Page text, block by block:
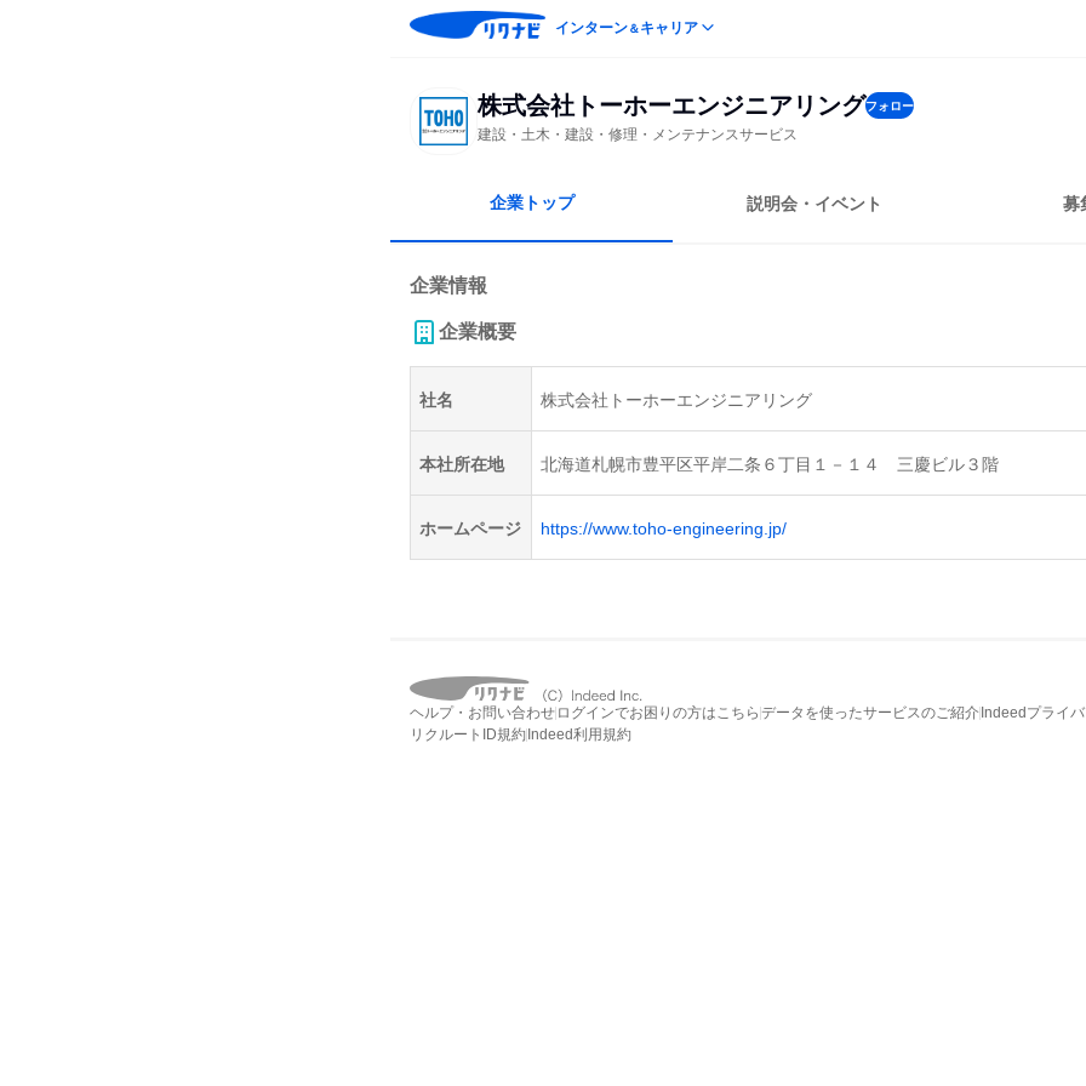
インターン＆キャリア
株式会社トーホーエンジニアリングフォロー
建設・土木・建設・修理・メンテナンスサービス
企業トップ 説明会・イベント 募
企業情報
企業概要
社名 株式会社トーホーエンジニアリング
本社所在地 北海道札幌市豊平区平岸二条６丁目１－１４ 三慶ビル３階
ホームページ https://www.toho-engineering.jp/
ヘルプ・お問い合わせ ログインでお困りの方はこちら データを使ったサービスのご紹介 Indeedプライ
リクルートID規約 Indeed利用規約